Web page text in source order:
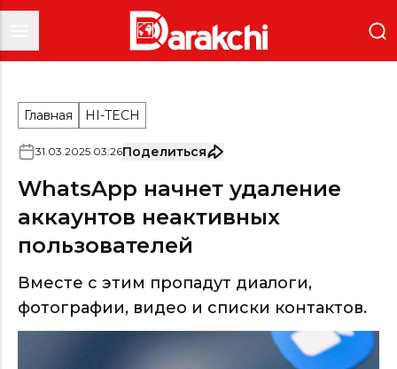
Главная HI-TECH
31.03.2025 03:26Поделиться
WhatsApp начнет удаление
аккаунтов неактивных
пользователей
Вместе с этим пропадут диалоги,
фотографии, видео и списки контактов.